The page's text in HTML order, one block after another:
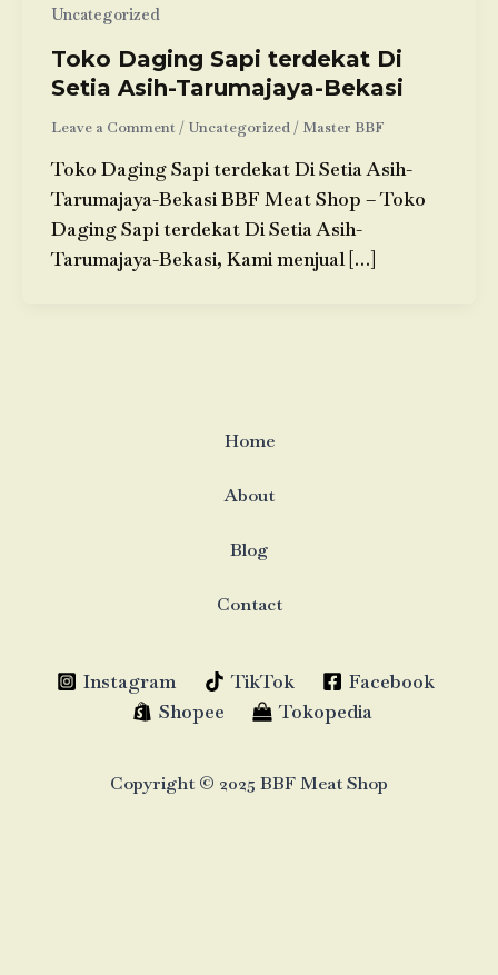
Uncategorized
Toko Daging Sapi terdekat Di
Setia Asih-Tarumajaya-Bekasi
Leave a Comment / Uncategorized/ Master BBF
Toko Daging Sapi terdekat Di Setia Asih-
Tarumajaya-Bekasi BBF Meat Shop – Toko
Daging Sapi terdekat Di Setia Asih-
Tarumajaya-Bekasi, Kami menjual […]
Home
About
Blog
Contact
Instagram TikTok
Facebook
Shopee
Tokopedia
Copyright © 2025 BBF Meat Shop